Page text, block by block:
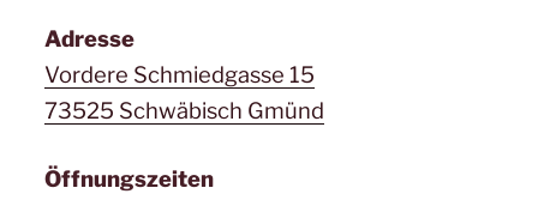
Adresse
Vordere Schmiedgasse 15
73525 Schwäbisch Gmünd
Öffnungszeiten